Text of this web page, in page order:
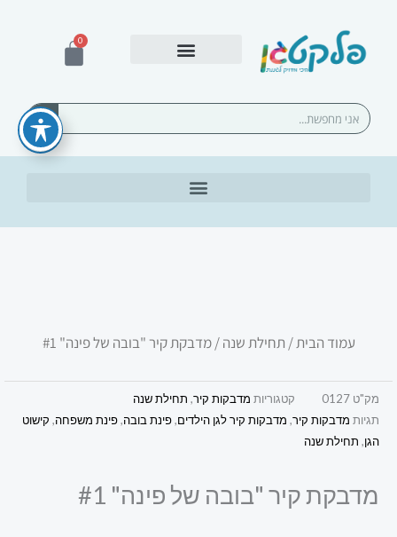
0
עגלת
חיפוש
עמוד הבית/ תחילת שנה/ מדבקת קיר "בובה של פינה" #1
מק"ט 0127 קטגוריות מדבקות קיר, תחילת שנה
תגיות מדבקות קיר, מדבקות קיר לגן הילדים,פינת בובה,פינת משפחה, קישוט
הגן, תחילת שנה
מדבקת קיר "בובה של פינה" #1